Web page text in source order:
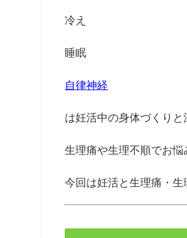
冷え
睡眠
自律神経
は妊活中の身体づくりと
生理痛や生理不順でお悩
今回は妊活と生理痛・生